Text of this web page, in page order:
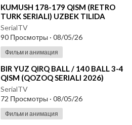
⁣KUMUSH 178-179 QISM (RETRO
TURK SERIALI) UZBEK TILIDA
SerialTV
90 Просмотры · 08/05/26
Фильм и анимация
⁣⁣BIR YUZ QIRQ BALL / 140 BALL 3-4
QISM (QOZOQ SERIALI 2026)
UZBEK TILIDA
SerialTV
72 Просмотры · 08/05/26
Фильм и анимация